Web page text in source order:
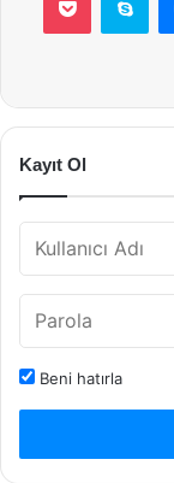
Kayıt Ol
Beni hatırla